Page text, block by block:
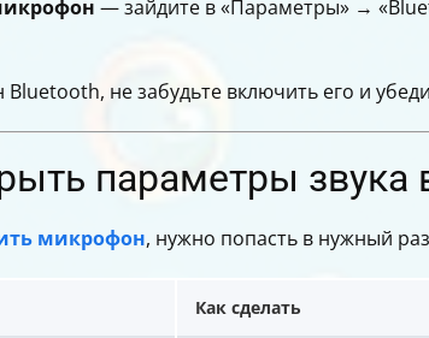
— зайдите в «Параметры» →
не забудьте включить его и
параметры звука
микрофон, нужно попасть в нужный
Как сделать